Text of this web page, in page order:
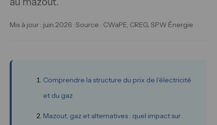
Mis à jour : juin 2026 · Source : CWaPE, CREG, SPW Énergie
Comprendre la structure du prix de l'électricité
et du gaz
Mazout, gaz et alternatives : quel impact sur